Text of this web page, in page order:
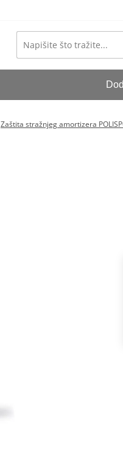
Zaštita stražnjeg amortizera